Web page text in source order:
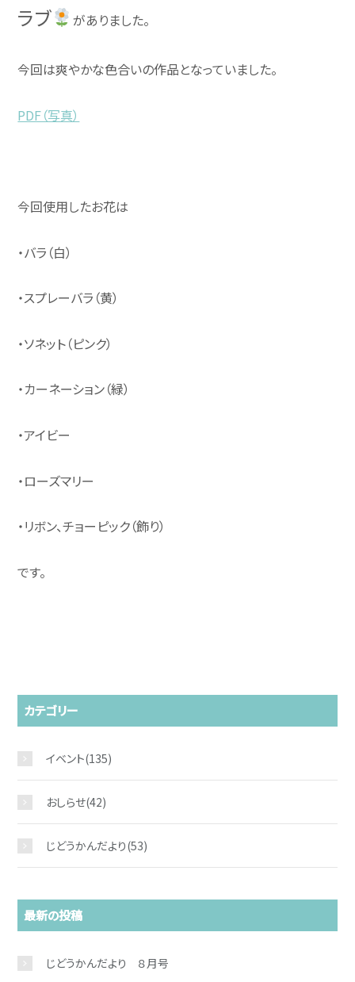
ラブ
がありました。
今回は爽やかな色合いの作品となっていました。
PDF（写真）
今回使用したお花は
・バラ（白）
・スプレーバラ（黄）
・ソネット（ピンク）
・カーネーション（緑）
・アイビー
・ローズマリー
・リボン、チョーピック（飾り）
です。
カテゴリー
イベント(135)
おしらせ(42)
じどうかんだより(53)
最新の投稿
じどうかんだより ８月号